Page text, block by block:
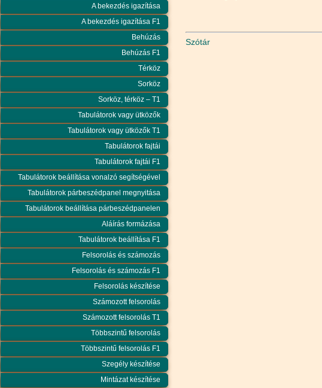
A bekezdés igazítása
A bekezdés igazítása F1
Behúzás
Behúzás F1
Térköz
Sorköz
Sorköz, térköz – T1
Tabulátorok vagy ütközők
Tabulátorok vagy ütközők T1
Tabulátorok fajtái
Tabulátorok fajtái F1
Tabulátorok beállítása vonalzó segítségével
Tabulátorok párbeszédpanel megnyitása
Tabulátorok beállítása párbeszédpanelen
Aláírás formázása
Tabulátorok beállítása F1
Felsorolás és számozás
Felsorolás és számozás F1
Felsorolás készítése
Számozott felsorolás
Számozott felsorolás T1
Többszintű felsorolás
Többszintű felsorolás F1
Szegély készítése
Mintázat készítése
Szótár